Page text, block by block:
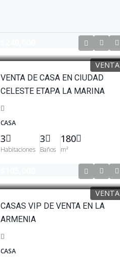
VENTA
VENTA DE CASA EN CIUDAD
CELESTE ETAPA LA MARINA
CASA
3
Habitaciones
3
Baños
180
m²
VENTA
CASAS VIP DE VENTA EN LA
ARMENIA
CASA